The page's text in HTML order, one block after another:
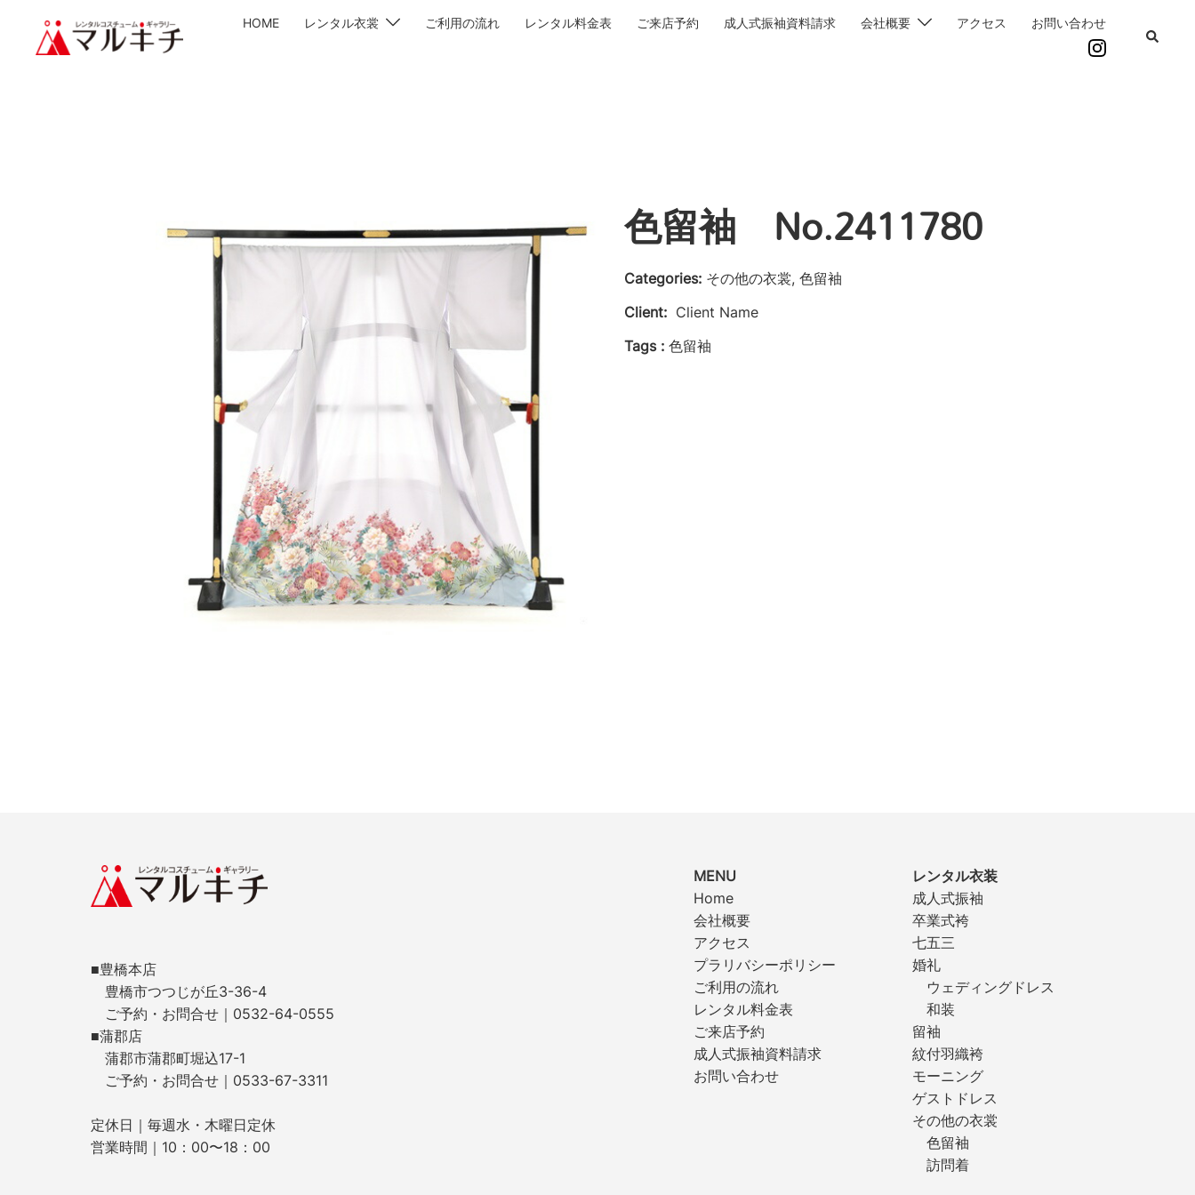
HOME レンタル衣裳 ご利用の流れ レンタル料金表 ご来店予約 成人式振袖資料請求 会社概要 アクセス お問い合わせ
色留袖 No.2411780
Categories: その他の衣裳, 色留袖
Client: Client Name
Tags : 色留袖
■豊橋本店
豊橋市つつじが丘3-36-4
ご予約・お問合せ｜0532-64-0555
■蒲郡店
蒲郡市蒲郡町堀込17-1
ご予約・お問合せ｜0533-67-3311
定休日｜毎週水・木曜日定休
営業時間｜10：00〜18：00
MENU
Home
会社概要
アクセス
プラリバシーポリシー
ご利用の流れ
レンタル料金表
ご来店予約
成人式振袖資料請求
お問い合わせ
レンタル衣装
成人式振袖
卒業式袴
七五三
婚礼
ウェディングドレス
和装
留袖
紋付羽織袴
モーニング
ゲストドレス
その他の衣裳
色留袖
訪問着